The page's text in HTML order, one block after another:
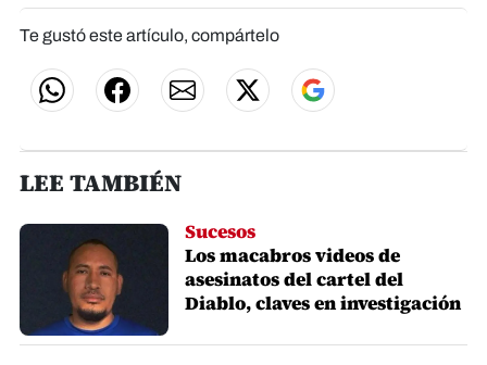
Te gustó este artículo, compártelo
LEE TAMBIÉN
Sucesos
Los macabros videos de
asesinatos del cartel del
Diablo, claves en investigación